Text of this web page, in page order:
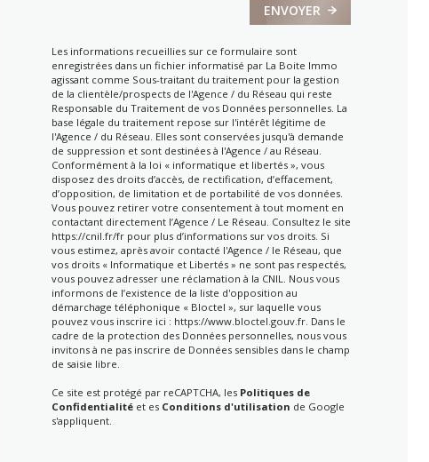
ENVOYER
Les informations recueillies sur ce formulaire sont
enregistrées dans un fichier informatisé par La Boite Immo
agissant comme Sous-traitant du traitement pour la gestion
de la clientèle/prospects de l'Agence / du Réseau qui reste
Responsable du Traitement de vos Données personnelles. La
base légale du traitement repose sur l'intérêt légitime de
l'Agence / du Réseau. Elles sont conservées jusqu'à demande
de suppression et sont destinées à l'Agence / au Réseau.
Conformément à la loi « informatique et libertés », vous
disposez des droits d’accès, de rectification, d’effacement,
d’opposition, de limitation et de portabilité de vos données.
Vous pouvez retirer votre consentement à tout moment en
contactant directement l’Agence / Le Réseau. Consultez le site
https://cnil.fr/frpour plus d’informations sur vos droits. Si
vous estimez, après avoir contacté l'Agence / le Réseau, que
vos droits « Informatique et Libertés » ne sont pas respectés,
vous pouvez adresser une réclamation à la CNIL. Nous vous
informons de l’existence de la liste d'opposition au
démarchage téléphonique « Bloctel », sur laquelle vous
pouvez vous inscrire ici : https://www.bloctel.gouv.fr. Dans le
cadre de la protection des Données personnelles, nous vous
invitons à ne pas inscrire de Données sensibles dans le champ
de saisie libre.
Ce site est protégé par reCAPTCHA, les Politiques de
Confidentialitéet es Conditions d'utilisation de Google
s'appliquent.